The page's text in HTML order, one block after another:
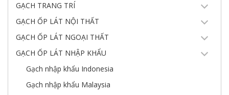
GẠCH TRANG TRÍ
GẠCH ỐP LÁT NỘI THẤT
GẠCH ỐP LÁT NGOẠI THẤT
GẠCH ỐP LÁT NHẬP KHẨU
Gạch nhập khẩu Indonesia
Gạch nhập khẩu Malaysia